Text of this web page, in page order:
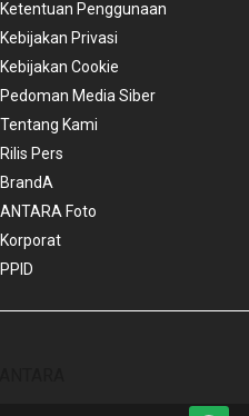
Ketentuan Penggunaan
Kebijakan Privasi
Kebijakan Cookie
Pedoman Media Siber
Tentang Kami
Rilis Pers
BrandA
ANTARA Foto
Korporat
PPID